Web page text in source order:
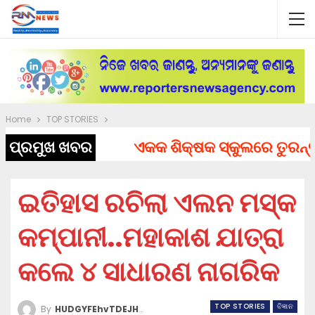
Home TOP STORIES
ପ୍ରମୁଖ ଖବର ଏକକ ଶିକ୍ଷକ ସ୍କୁଲରେ ତୁରନ୍ତ
ଇତିହାସ ରଚିଲା ଏଲନ ମସ୍କ
କମ୍ପାନୀ..ମହାକାଶ ଯାତ୍ରା
କଲେ ୪ ସାଧାରଣ ନାଗରିକ
TOP STORIES ବିଜ୍ଞାନ
By HUDGYFEhvTDEJHVUYFythw